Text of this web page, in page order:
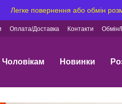
контенту
Легке повернення або обмін
Оплата/Доставка Контакти
Чоловікам Новинки